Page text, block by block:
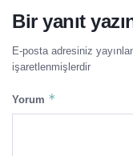
Bir yanıt
E-posta adresiniz
işaretlenmişlerdir
Yorum *